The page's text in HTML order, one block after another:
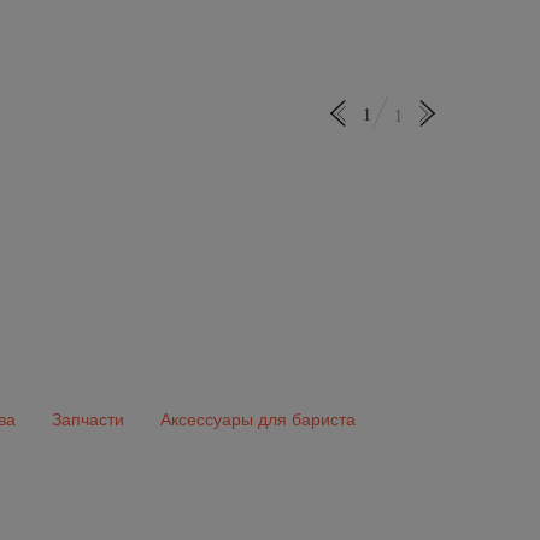
1 1
Запчасти Аксессуары для бариста